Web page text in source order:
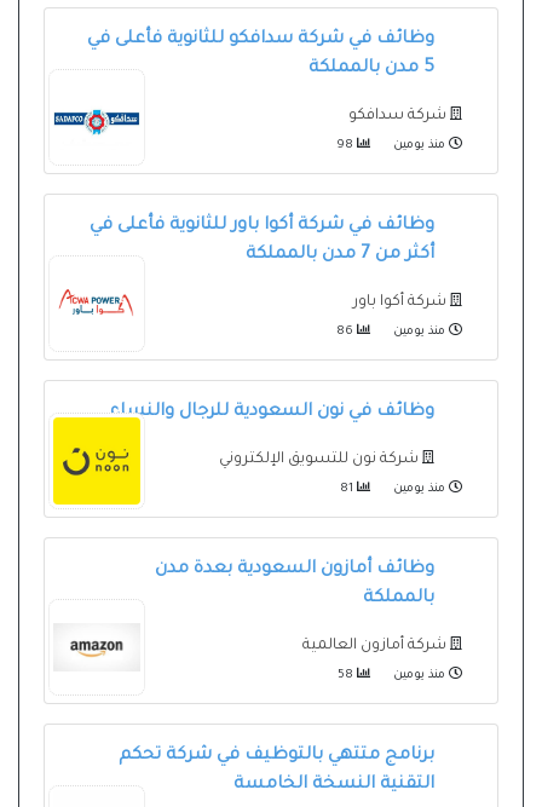
وظائف في شركة سدافكو للثانوية فأعلى في
5 مدن بالمملكة
شركة سدافكو
منذ يومين
وظائف في شركة أكوا باور للثانوية فأعلى في
أكثر من 7 مدن بالمملكة
شركة أكوا باور
منذ يومين
وظائف في نون السعودية للرجال والنساء
شركة نون للتسويق الإلكتروني
منذ يومين
وظائف أمازون السعودية بعدة مدن
بالمملكة
شركة أمازون العالمية
منذ يومين
برنامج متتهي بالتوظيف في شركة تحكم
التقنية النسخة الخامسة